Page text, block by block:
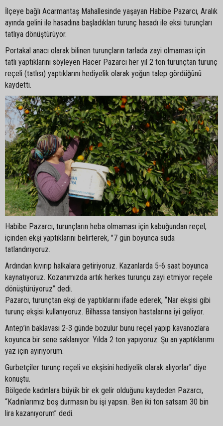
İlçeye bağlı Acarmantaş Mahallesinde yaşayan Habibe Pazarcı, Aralık
ayında gelini ile hasadına başladıkları turunç hasadı ile eksi turunçları
tatlıya dönüştürüyor.
Portakal anacı olarak bilinen turunçların tarlada zayi olmaması için
tatlı yaptıklarını söyleyen Hacer Pazarcı her yıl 2 ton turunçtan turunç
reçeli (tatlısı) yaptıklarını hediyelik olarak yoğun talep gördüğünü
kaydetti.
Habibe Pazarcı, turunçların heba olmaması için kabuğundan reçel,
içinden ekşi yaptıklarını belirterek, "7 gün boyunca suda
tatlandırıyoruz.
Ardından kıvırıp halkalara getiriyoruz. Kazanlarda 5-6 saat boyunca
kaynatıyoruz. Kozanımızda artık herkes turunçu zayi etmiyor reçele
dönüştürüyoruz” dedi.
Pazarcı, turunçtan ekşi de yaptıklarını ifade ederek, “Nar ekşisi gibi
turunç ekşisi kullanıyoruz. Bilhassa tansiyon hastalarına iyi geliyor.
Antep’in baklavası 2-3 günde bozulur bunu reçel yapıp kavanozlara
koyunca bir sene saklanıyor. Yılda 2 ton yapıyoruz. Şu an yaptıklarımı
yaz için ayırıyorum.
Gurbetçiler turunç reçeli ve ekşisini hediyelik olarak alıyorlar" diye
konuştu.
Bölgede kadınlara büyük bir ek gelir olduğunu kaydeden Pazarcı,
“Kadınlarımız boş durmasın bu işi yapsın. Ben iki ton satsam 30 bin
lira kazanıyorum” dedi.